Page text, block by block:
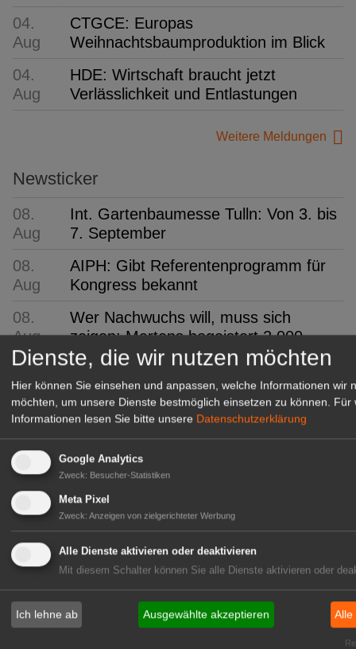
04.
Aug
CTGCE: Europas
Weihnachtsbaumproduktion im Blick
04.
Aug
HDE: Wirtschaft braucht jetzt
Verlässlichkeit und Entlastungen
Weitere Meldungen
Newsticker
08.
Aug
Int. Gartenbaumesse Tulln: Von 3. bis
7. September
08.
Aug
AIPH: Gibt Referentenprogramm für
Kongress bekannt
08.
Aug
Wer Nachwuchs will, muss sich
zeigen: Martens begeistert 2.000
Besucher
08.
Aug
ifo: Deutsche Wirtschaft
überraschend robust
08.
Aug
FDF-Bundesverband:
Kommissarisches Leitungsteam
08.
Aug
"1000 gute Gründe": Ein Hauch von
Provence
08.
Aug
Ökokiste e.V.: 30 Jahre Bio ohne
Umwege
08.
Aug
IPZ: Robert Knöferl übernimmt die
Leitung
Dienste, die wir nutzen möchten
Hier können Sie einsehen und anpassen, welche Informationen wir
möchten, um unsere Dienste bestmöglich einsetzen zu können.
Für
Informationen lesen Sie bitte unsere Datenschutzerklärung
Google Analytics
Zweck: Besucher-Statistiken
Meta Pixel
Zweck: Anzeigen von zielgerichteter Werbung
Alle Dienste aktivieren oder deaktivieren
Mit diesem Schalter können Sie alle Dienste aktivieren oder
Ich lehne ab Ausgewählte akzeptieren Alle